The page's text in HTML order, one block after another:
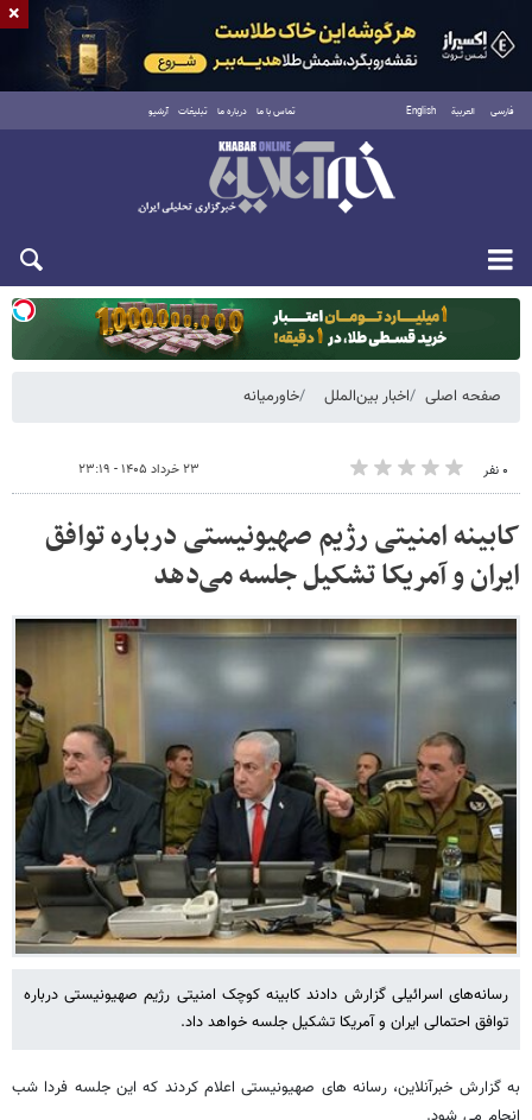
فارسی العربية English تماس با ما درباره ما تبلیغات آرشیو
دوشنبه ۱۹ مرداد ۱۴۰۵
صفحه اصلی اخبار بین‌الملل خاورمیانه
۰ نفر ۲۳ خرداد ۱۴۰۵ - ۲۳:۱۹
کابینه امنیتی رژیم صهیونیستی درباره توافق
ایران و آمریکا تشکیل جلسه می‌دهد
رسانه‌های اسرائیلی گزارش دادند کابینه کوچک امنیتی رژیم صهیونیستی درباره
توافق احتمالی ایران و آمریکا تشکیل جلسه خواهد داد.
به گزارش خبرآنلاین، رسانه های صهیونیستی اعلام کردند که این جلسه فردا شب
×